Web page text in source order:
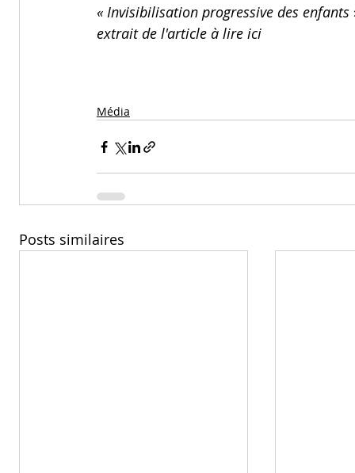
« Invisibilisation progressive des enfants
extrait de l'article à lire ici
Média
Posts similaires